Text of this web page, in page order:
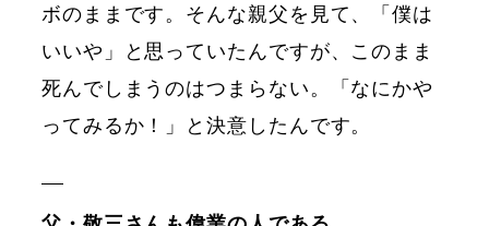
ボのままです。そんな親父を見て、「僕は
いいや」と思っていたんですが、このまま
死んでしまうのはつまらない。「なにかや
ってみるか！」と決意したんです。